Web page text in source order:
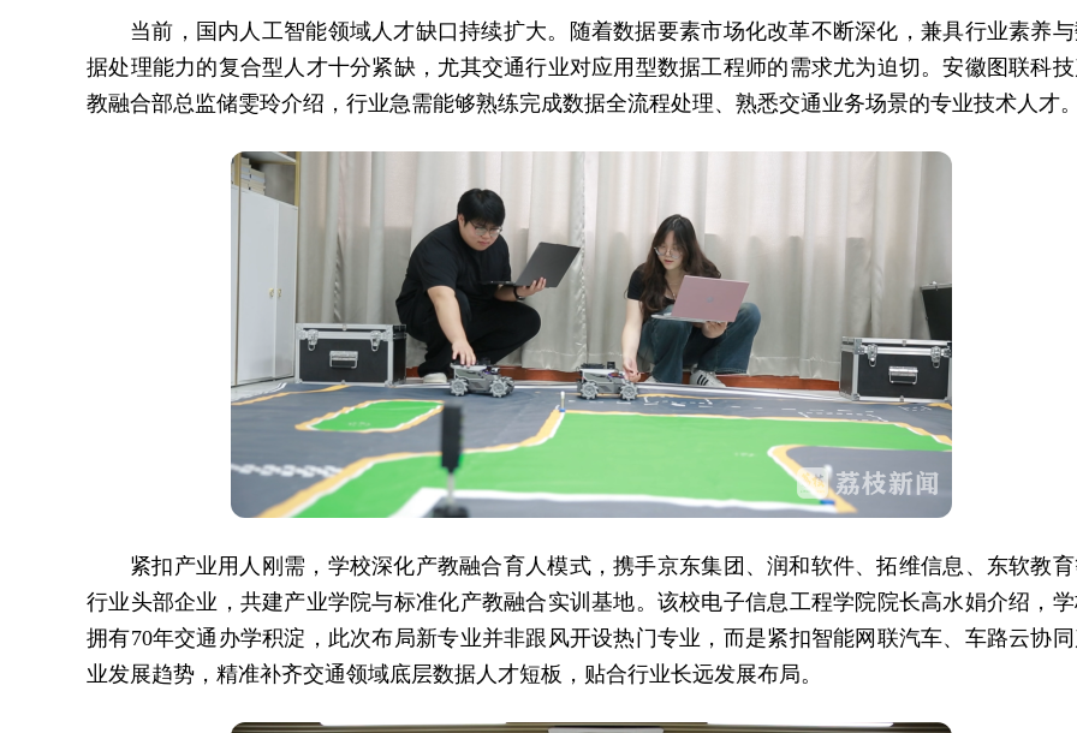
当前，国内人工智能领域人才缺口持续扩大。随着数据要素市场化改革不断深化，兼具行业素养
据处理能力的复合型人才十分紧缺，尤其交通行业对应用型数据工程师的需求尤为迫切。安徽图联科
教融合部总监储雯玲介绍，行业急需能够熟练完成数据全流程处理、熟悉交通业务场景的专业技术人才
紧扣产业用人刚需，学校深化产教融合育人模式，携手京东集团、润和软件、拓维信息、东软教
行业头部企业，共建产业学院与标准化产教融合实训基地。该校电子信息工程学院院长高水娟介绍，
拥有70年交通办学积淀，此次布局新专业并非跟风开设热门专业，而是紧扣智能网联汽车、车路云协
业发展趋势，精准补齐交通领域底层数据人才短板，贴合行业长远发展布局。